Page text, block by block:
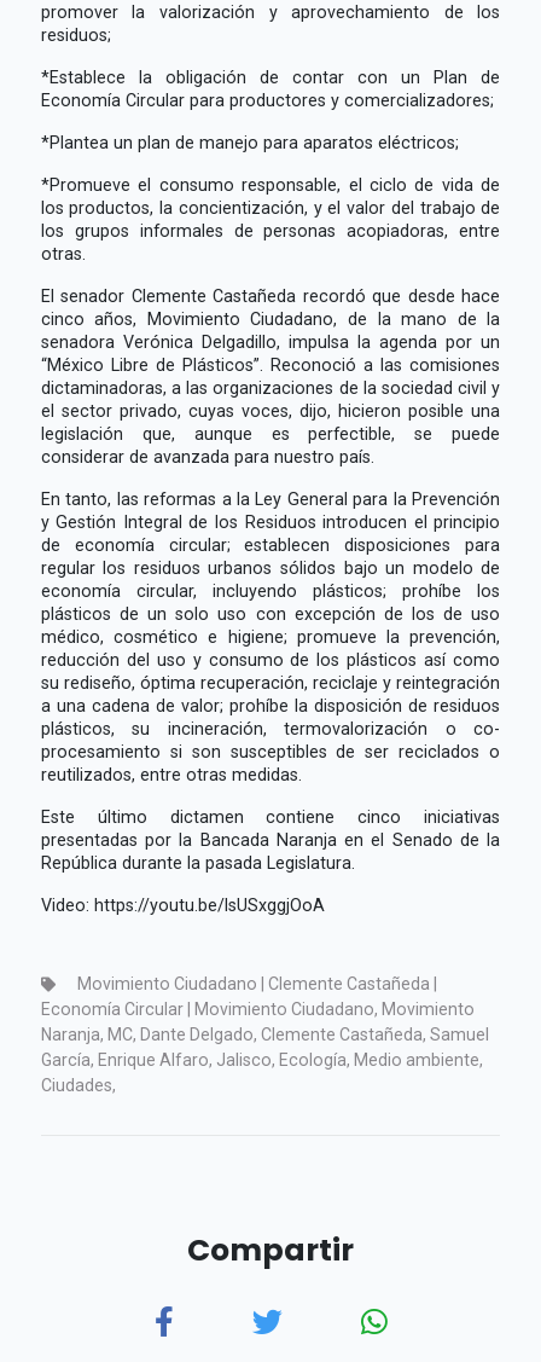
promover la valorización y aprovechamiento de los
residuos;
*Establece la obligación de contar con un Plan de
Economía Circular para productores y comercializadores;
*Plantea un plan de manejo para aparatos eléctricos;
*Promueve el consumo responsable, el ciclo de vida de
los productos, la concientización, y el valor del trabajo de
los grupos informales de personas acopiadoras, entre
otras.
El senador Clemente Castañeda recordó que desde hace
cinco años, Movimiento Ciudadano, de la mano de la
senadora Verónica Delgadillo, impulsa la agenda por un
“México Libre de Plásticos”. Reconoció a las comisiones
dictaminadoras, a las organizaciones de la sociedad civil y
el sector privado, cuyas voces, dijo, hicieron posible una
legislación que, aunque es perfectible, se puede
considerar de avanzada para nuestro país.
En tanto, las reformas a la Ley General para la Prevención
y Gestión Integral de los Residuos introducen el principio
de economía circular; establecen disposiciones para
regular los residuos urbanos sólidos bajo un modelo de
economía circular, incluyendo plásticos; prohíbe los
plásticos de un solo uso con excepción de los de uso
médico, cosmético e higiene; promueve la prevención,
reducción del uso y consumo de los plásticos así como
su rediseño, óptima recuperación, reciclaje y reintegración
a una cadena de valor; prohíbe la disposición de residuos
plásticos, su incineración, termovalorización o co-
procesamiento si son susceptibles de ser reciclados o
reutilizados, entre otras medidas.
Este último dictamen contiene cinco iniciativas
presentadas por la Bancada Naranja en el Senado de la
República durante la pasada Legislatura.
Video: https://youtu.be/lsUSxggjOoA
Movimiento Ciudadano | Clemente Castañeda |
Economía Circular | Movimiento Ciudadano, Movimiento
Naranja, MC, Dante Delgado, Clemente Castañeda, Samuel
García, Enrique Alfaro, Jalisco, Ecología, Medio ambiente,
Ciudades,
Compartir